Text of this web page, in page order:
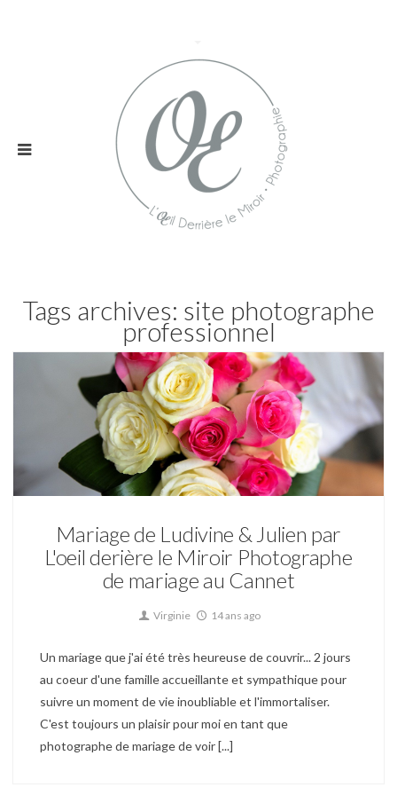
Tags archives: site photographe
professionnel
Mariage
Mariage de Ludivine & Julien par
L'oeil derière le Miroir Photographe
de mariage au Cannet
Virginie 14 ans ago
Un mariage que j'ai été très heureuse de couvrir... 2 jours
au coeur d'une famille accueillante et sympathique pour
suivre un moment de vie inoubliable et l'immortaliser.
C'est toujours un plaisir pour moi en tant que
photographe de mariage de voir [...]